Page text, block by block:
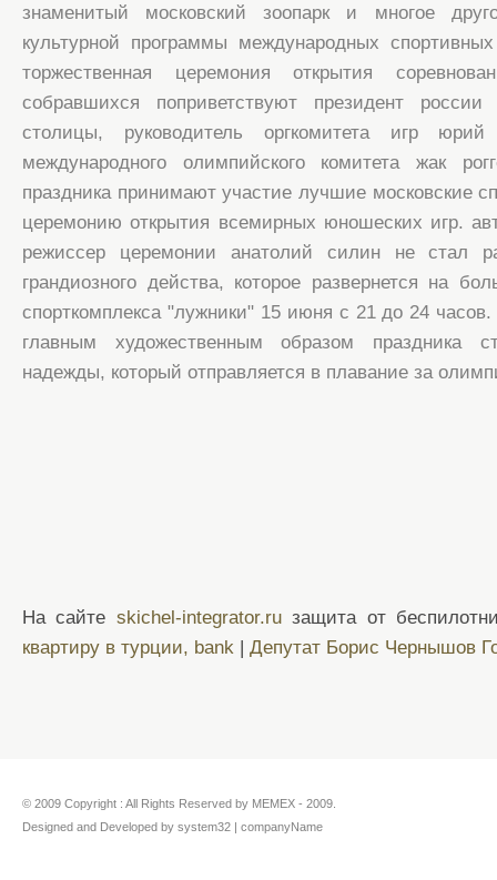
знаменитый московский зоопарк и многое
культурной программы международных
торжественная церемония открытия
собравшихся поприветствуют президент
столицы, руководитель оргкомитета игр
международного олимпийского комитета жак
праздника принимают участие лучшие московские
церемонию открытия всемирных юношеских игр.
режиссер церемонии анатолий силин не стал
грандиозного действа, которое развернется на
спорткомплекса "лужники" 15 июня с 21 до 24
главным художественным образом праздника
надежды, который отправляется в плавание за
На сайте skichel-integrator.ruзащита от
квартиру в турции, bank | Депутат Борис Чернышов
© 2009 Copyright : All Rights Reserved by MEMEX - 2009.
Designed and Developed by system32 | companyName